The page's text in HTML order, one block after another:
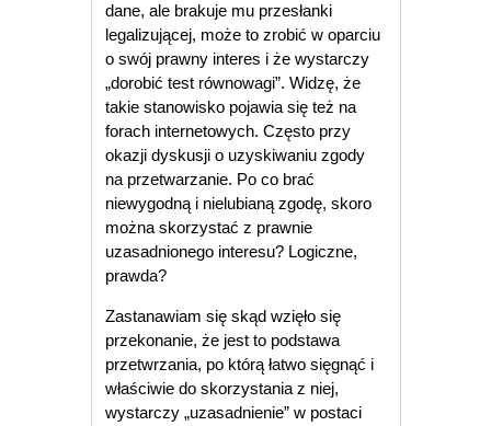
dane, ale brakuje mu przesłanki
legalizującej, może to zrobić w oparciu
o swój prawny interes i że wystarczy
„dorobić test równowagi”. Widzę, że
takie stanowisko pojawia się też na
forach internetowych. Często przy
okazji dyskusji o uzyskiwaniu zgody
na przetwarzanie. Po co brać
niewygodną i nielubianą zgodę, skoro
można skorzystać z prawnie
uzasadnionego interesu? Logiczne,
prawda?
Zastanawiam się skąd wzięło się
przekonanie, że jest to podstawa
przetwrzania, po którą łatwo sięgnąć i
właściwie do skorzystania z niej,
wystarczy „uzasadnienie” w postaci